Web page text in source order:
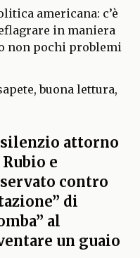
americana: c’è
in maniera
non pochi problemi
buona lettura,
silenzio attorno
e
contro
di
al
un guaio